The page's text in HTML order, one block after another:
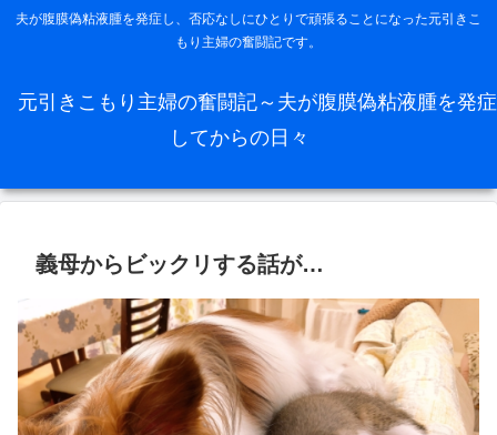
夫が腹膜偽粘液腫を発症し、否応なしにひとりで頑張ることになった元引きこ
もり主婦の奮闘記です。
元引きこもり主婦の奮闘記～夫が腹膜偽粘液腫を発症
してからの日々
義母からビックリする話が…